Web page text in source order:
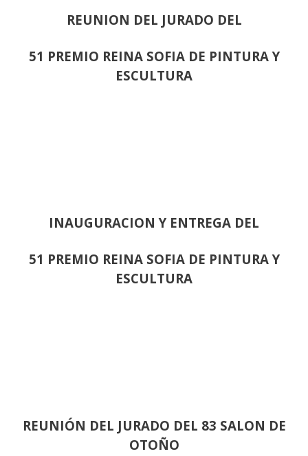
REUNION DEL JURADO DEL
51 PREMIO REINA SOFIA DE PINTURA Y
ESCULTURA
INAUGURACION Y ENTREGA DEL
51 PREMIO REINA SOFIA DE PINTURA Y
ESCULTURA
REUNIÓN DEL JURADO DEL 83 SALON DE
OTOÑO